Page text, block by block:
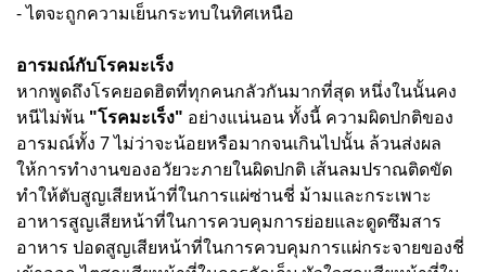
- ไตจะถูกความเย็นกระทบในทิศเหนือ
อารมณ์กับโรคมะเร็ง
หากพูดถึงโรคยอดฮิตที่ทุกคนกลัวกันมากที่สุด หนึ่งในนั้นคง
หนีไม่พ้น "โรคมะเร็ง" อย่างแน่นอน ทั้งนี้ ความผิดปกติของ
อารมณ์ทั้ง 7 ไม่ว่าจะน้อยหรือมากจนเกินไปนั้น ล้วนส่งผล
ให้การทำงานของอวัยวะภายในผิดปกติ เส้นลมปราณติดขัด
ทำให้ตับสูญเสียหน้าที่ในการแผ่ซ่านชี่ ม้ามและกระเพาะ
อาหารสูญเสียหน้าที่ในการควบคุมการย่อยและดูดซึมสาร
อาหาร ปอดสูญเสียหน้าที่ในการควบคุมการแผ่กระจายของชี่